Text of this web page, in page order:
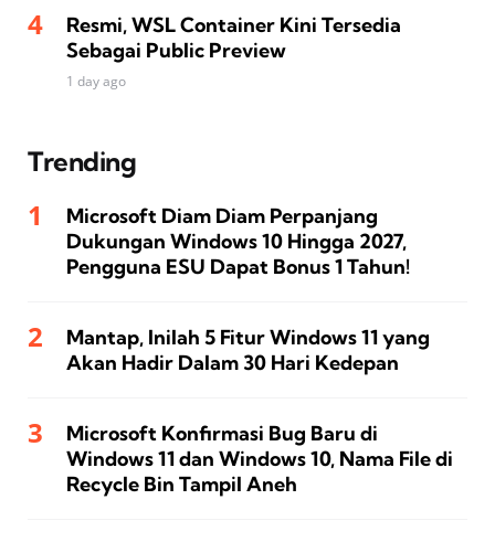
Resmi, WSL Container Kini Tersedia
Sebagai Public Preview
1 day ago
Trending
Microsoft Diam Diam Perpanjang
Dukungan Windows 10 Hingga 2027,
Pengguna ESU Dapat Bonus 1 Tahun!
Mantap, Inilah 5 Fitur Windows 11 yang
Akan Hadir Dalam 30 Hari Kedepan
Microsoft Konfirmasi Bug Baru di
Windows 11 dan Windows 10, Nama File di
Recycle Bin Tampil Aneh